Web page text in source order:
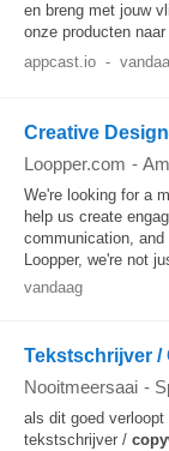
en breng met jouw
onze producten
appcast.io -
Creative
Loopper.com -
We're looking for a
help us create
communication, and
Loopper, we're not
vandaag
Tekstschrijver /
Nooitmeersaai -
als dit goed
tekstschrijver /